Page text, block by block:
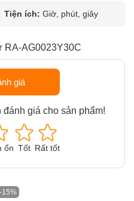
Tiện ích: Giờ, phút, giây
RA-AG0023Y30C
giá
giá cho sản phẩm!
ổn Tốt Rất tốt
-15%